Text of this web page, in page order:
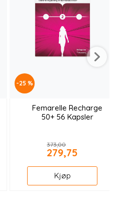
-25 %
Femarelle Recharge
50+ 56 Kapsler
373,00
279,75
Kjøp